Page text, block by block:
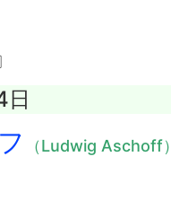
日
（Ludwig Aschoff）